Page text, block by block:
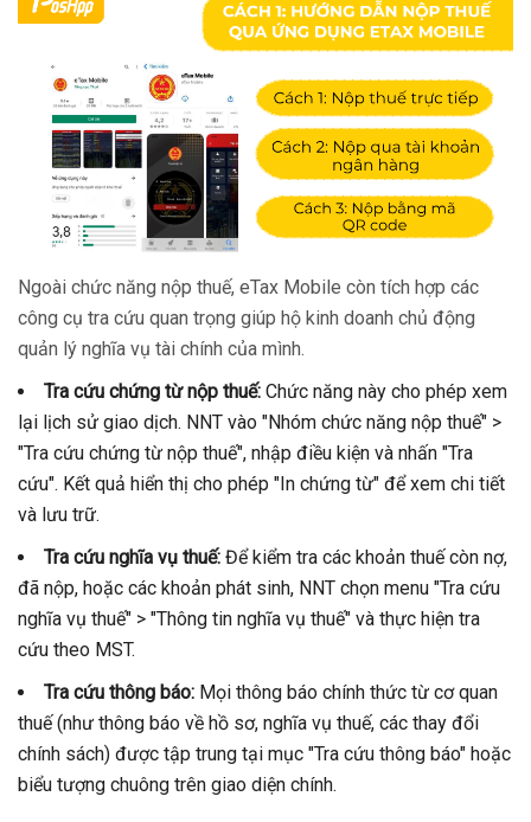
Ngoài chức năng nộp thuế, eTax Mobile còn tích hợp các
công cụ tra cứu quan trọng giúp hộ kinh doanh chủ động
quản lý nghĩa vụ tài chính của mình.
Tra cứu chứng từ nộp thuế: Chức năng này cho phép xem
lại lịch sử giao dịch. NNT vào "Nhóm chức năng nộp thuế" >
"Tra cứu chứng từ nộp thuế", nhập điều kiện và nhấn "Tra
cứu". Kết quả hiển thị cho phép "In chứng từ" để xem chi tiết
và lưu trữ.
Tra cứu nghĩa vụ thuế: Để kiểm tra các khoản thuế còn nợ,
đã nộp, hoặc các khoản phát sinh, NNT chọn menu "Tra cứu
nghĩa vụ thuế" > "Thông tin nghĩa vụ thuế" và thực hiện tra
cứu theo MST.
Tra cứu thông báo: Mọi thông báo chính thức từ cơ quan
thuế (như thông báo về hồ sơ, nghĩa vụ thuế, các thay đổi
chính sách) được tập trung tại mục "Tra cứu thông báo" hoặc
biểu tượng chuông trên giao diện chính.